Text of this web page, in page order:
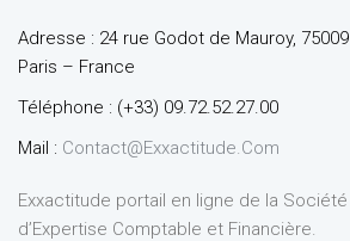
Adresse : 24 rue Godot de Mauroy, 75009
Paris – France
Téléphone : (+33) 09.72.52.27.00
Mail : Contact@exxactitude.com
Exxactitude portail en ligne de la Société
d’Expertise Comptable et Financière.